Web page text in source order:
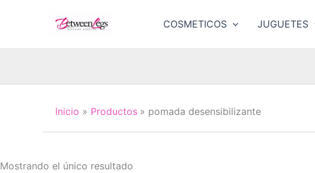
COSMETICOS JUGUETES
Inicio Productos pomada desensibilizante
Mostrando el único resultado